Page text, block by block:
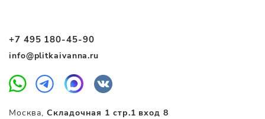
+7 495 180-45-90
info@plitkaivanna.ru
Москва,Складочная 1 стр.1 вход 8